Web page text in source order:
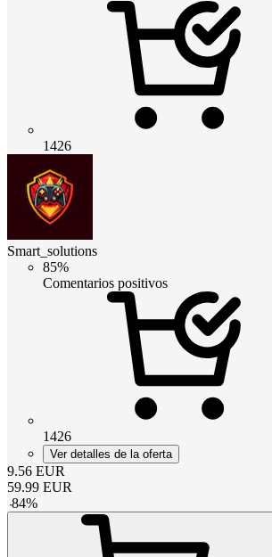
1426
Smart_solutions
85%
Comentarios positivos
1426
Ver detalles de la oferta
9.56 EUR
59.99 EUR
-84%